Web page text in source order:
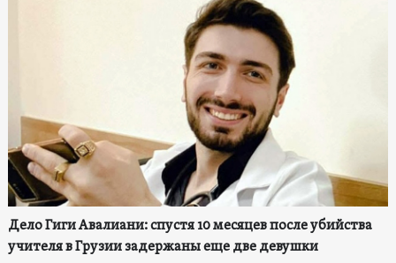
Дело Гиги Авалиани: спустя 10 месяцев после убийства
учителя в Грузии задержаны еще две девушки